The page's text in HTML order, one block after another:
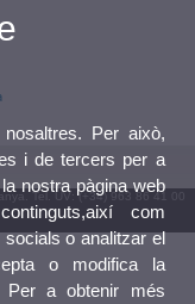
Tel. UV: (+34) 963 86 41 00
Per això,
i de tercers per a
nostra pàgina web
com
o analitzar el
o modifica la
Per a obtenir més